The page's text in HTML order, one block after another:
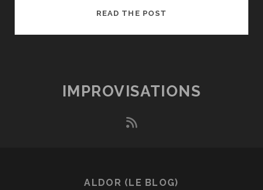
READ THE POST
IMPROVISATIONS
rss
ALDOR (LE BLOG)